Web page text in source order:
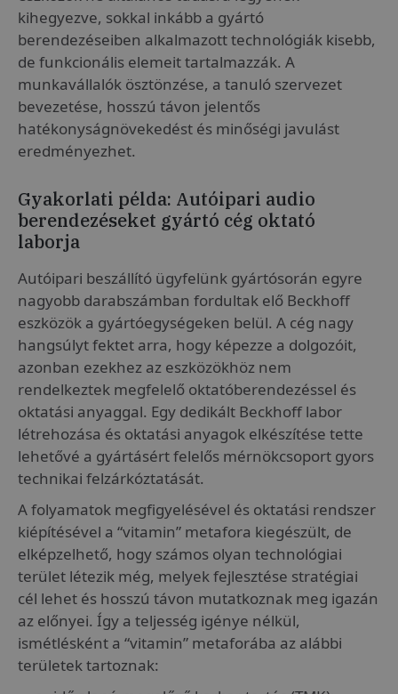
kihegyezve, sokkal inkább a gyártó
berendezéseiben alkalmazott technológiák kisebb,
de funkcionális elemeit tartalmazzák. A
munkavállalók ösztönzése, a tanuló szervezet
bevezetése, hosszú távon jelentős
hatékonyságnövekedést és minőségi javulást
eredményezhet.
Gyakorlati példa: Autóipari audio
berendezéseket gyártó cég oktató
laborja
Autóipari beszállító ügyfelünk gyártósorán egyre
nagyobb darabszámban fordultak elő Beckhoff
eszközök a gyártóegységeken belül. A cég nagy
hangsúlyt fektet arra, hogy képezze a dolgozóit,
azonban ezekhez az eszközökhöz nem
rendelkeztek megfelelő oktatóberendezéssel és
oktatási anyaggal. Egy dedikált Beckhoff labor
létrehozása és oktatási anyagok elkészítése tette
lehetővé a gyártásért felelős mérnökcsoport gyors
technikai felzárkóztatását.
A folyamatok megfigyelésével és oktatási rendszer
kiépítésével a “vitamin” metafora kiegészült, de
elképzelhető, hogy számos olyan technológiai
terület létezik még, melyek fejlesztése stratégiai
cél lehet és hosszú távon mutatkoznak meg igazán
az előnyei. Így a teljesség igénye nélkül,
ismétlésként a “vitamin” metaforába az alábbi
területek tartoznak: